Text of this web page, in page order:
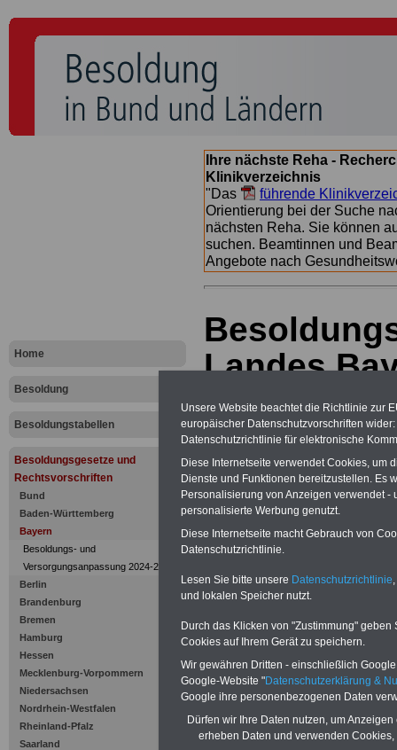
Home
Besoldung
Besoldungstabellen
Besoldungsgesetze und
Rechtsvorschriften
Bund
Baden-Württemberg
Bayern
Besoldungs- und
Versorgungsanpassung 2024-2025
Berlin
Brandenburg
Bremen
Hamburg
Hessen
Mecklenburg-Vorpommern
Niedersachsen
Nordrhein-Westfalen
Rheinland-Pfalz
Saarland
Ihre nächste Reha -
Klinikverzeichnis
"Das
führende
Orientierung bei der Suche
nächsten Reha. Sie können
suchen. Beamtinnen und
Angebote nach
Landes
Kürzung
bei
Unsere Website beachtet die Richtlinie zur
europäischer Datenschutzvorschriften
Datenschutzrichtlinie für elektronische
Diese Internetseite verwendet Cookies, um
Dienste und Funktionen bereitzustellen. Es
Personalisierung von Anzeigen verwendet
personalisierte Werbung genutzt.
Diese Internetseite macht Gebrauch von
Datenschutzrichtlinie.
Lesen Sie bitte unsere Datenschutzrichtlinie
und lokalen Speicher nutzt.
Durch das Klicken von "Zustimmung"
Cookies auf Ihrem Gerät zu speichern.
Wir gewähren Dritten - einschließlich
Google-Website "Datenschutzerklärung &
Google ihre personenbezogenen Daten
Dürfen wir Ihre Daten nutzen, um
erheben Daten und verwenden